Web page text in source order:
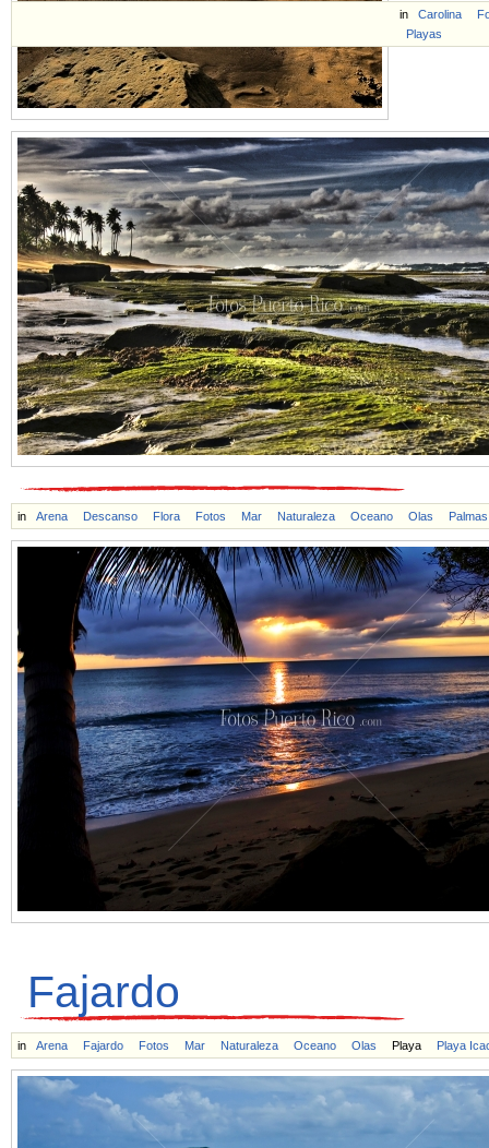
in Carolina
Playas
in Arena Descanso Flora Fotos Mar Naturaleza Oceano Olas Palmas
Fajardo
in Arena Fajardo Fotos Mar Naturaleza Oceano Olas Playa Playa